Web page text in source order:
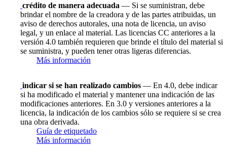
crédito de manera adecuada — Si se suministran, debe
brindar el nombre de la creadora y de las partes atribuidas, un
aviso de derechos autorales, una nota de licencia, un aviso
legal, y un enlace al material. Las licencias CC anteriores a la
versión 4.0 también requieren que brinde el título del material si
se suministra, y pueden tener otras ligeras diferencias.
Más información
indicar si se han realizado cambios — En 4.0, debe indicar
si ha modificado el material y mantener una indicación de las
modificaciones anteriores. En 3.0 y versiones anteriores a la
licencia, la indicación de los cambios sólo se requiere si se crea
una obra derivada.
Guía de etiquetado
Más información